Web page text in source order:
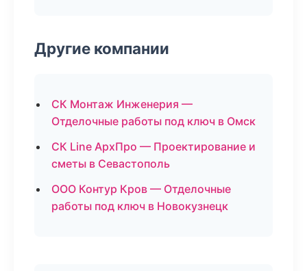
Другие компании
СК Монтаж Инженерия —
Отделочные работы под ключ в Омск
СК Line АрхПро — Проектирование и
сметы в Севастополь
ООО Контур Кров — Отделочные
работы под ключ в Новокузнецк